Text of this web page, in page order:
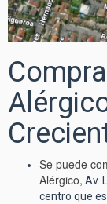
Se puede
Alérgico, Av.
centro que